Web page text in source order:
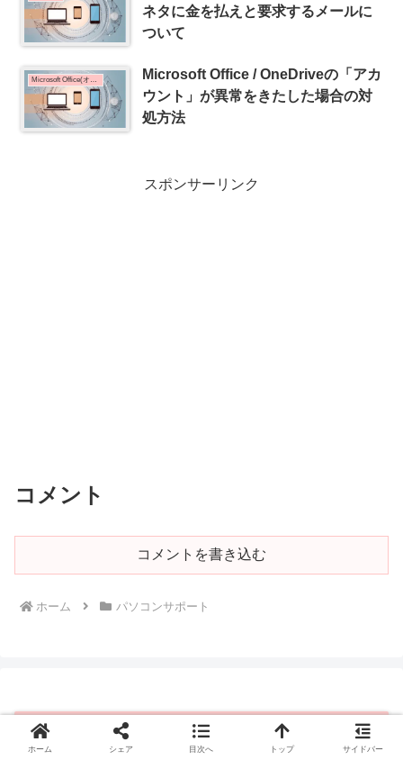
ネタに金を払えと要求するメールに
ついて
Microsoft Office(オフィス)
Microsoft Office / OneDriveの「アカ
ウント」が異常をきたした場合の対
処方法
スポンサーリンク
コメント
コメントを書き込む
ホーム パソコンサポート
新型コロナ「定点当たり」をグラフで見ら
ホーム シェア 目次へ トップ サイドバー